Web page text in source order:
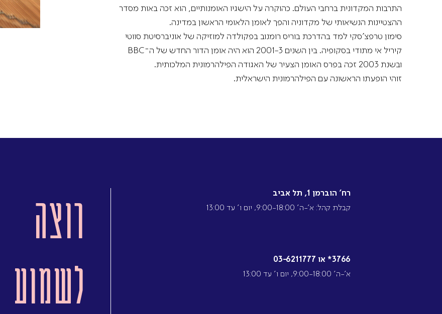
התרבות המקדונית ברחבי העולם. כהוקרה על הישגיו האומנותיים, הוא זכה באות מסדר
ההצטיינות הנשיאותי של מקדוניה והפך לאומן הלאומי הראשון במדינה.
סימון טרפצ'סקי למד בהדרכת בוריס רומנוב בפקולדה למוזיקה של אוניברסיטת סווטי
קיריל אי מתודי בסקופיה. בין השנים 2001-3 הוא היה אומן הדור החדש של ה־BBC
ובשנת 2003 זכה בפרס האומן הצעיר של האגודה הפילהרמונית המלכותית.
זוהי הופעתו הראשונה עם הפילהרמונית הישראלית.
רח’ הוברמן 1, תל אביב
קבלת קהל: א’-ה’ 9:00-18:00, יום ו’ עד 13:00
3766* או 03-6211777
א’-ה’ 9:00-18:00, יום ו’ עד 13:00
רוצה
לשמוע